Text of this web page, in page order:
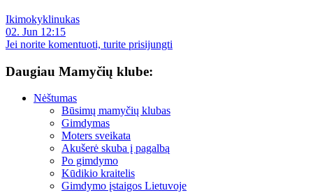
Ikimokyklinukas
02. Jun 12:15
Jei norite komentuoti, turite prisijungti
Daugiau Mamyčių klube:
Nėštumas
Būsimų mamyčių klubas
Gimdymas
Moters sveikata
Akušerė skuba į pagalbą
Po gimdymo
Kūdikio kraitelis
Gimdymo įstaigos Lietuvoje